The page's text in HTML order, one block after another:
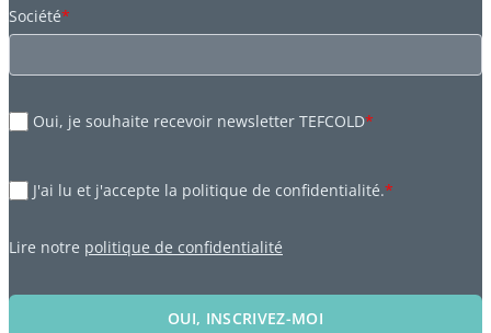
Société*
Oui, je souhaite recevoir newsletter TEFCOLD*
J'ai lu et j'accepte la politique de confidentialité.*
Lire notre politique de confidentialité
OUI, INSCRIVEZ-MOI